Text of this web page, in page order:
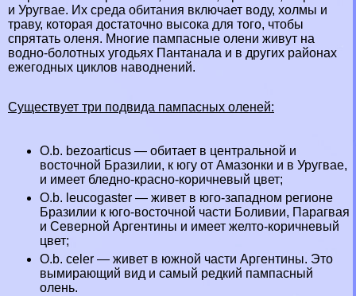
и Уругвае. Их среда обитания включает воду, холмы и
траву, которая достаточно высока для того, чтобы
спрятать оленя. Многие пампасные олени живут на
водно-болотных угодьях Пантанала и в других районах
ежегодных циклов наводнений.
Существует три подвида пампасных оленей:
O.b. bezoarticus — обитает в центральной и
восточной Бразилии, к югу от Амaзoнки и в Уругвае,
и имеет бледно-красно-коричневый цвет;
O.b. leucogaster — живет в юго-западном регионе
Бразилии к юго-восточной части Боливии, Парагвая
и Северной Аргентины и имеет желто-коричневый
цвет;
O.b. celer — живет в южной части Аргентины. Это
вымирающий вид и самый редкий пампасный
олень.